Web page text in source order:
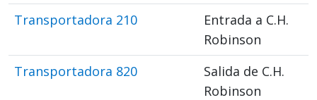
Transportadora 210
Entrada a C.H.
Robinson
Transportadora 820
Salida de C.H.
Robinson